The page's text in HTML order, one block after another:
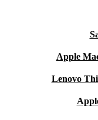
Apple
Lenovo